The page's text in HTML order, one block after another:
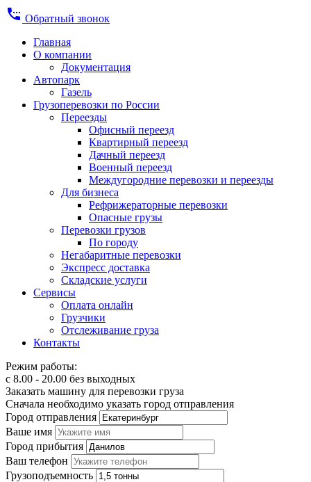
settings_phone Обратный звонок
Главная
О компании
Документация
Автопарк
Газель
Грузоперевозки по России
Переезды
Офисный переезд
Квартирный переезд
Дачный переезд
Военный переезд
Междугородние перевозки и переезды
Для бизнеса
Рефрижераторные перевозки
Опасные грузы
Перевозки грузов
По городу
Негабаритные перевозки
Экспресс доставка
Складские услуги
Сервисы
Оплата онлайн
Грузчики
Отслеживание груза
Контакты
Режим работы:
с 8.00 - 20.00 без выходных
Заказать машину для перевозки груза
Сначала необходимо указать город отправления
Город отправления
Ваше имя
Город прибытия
Ваш телефон
Грузоподъемность